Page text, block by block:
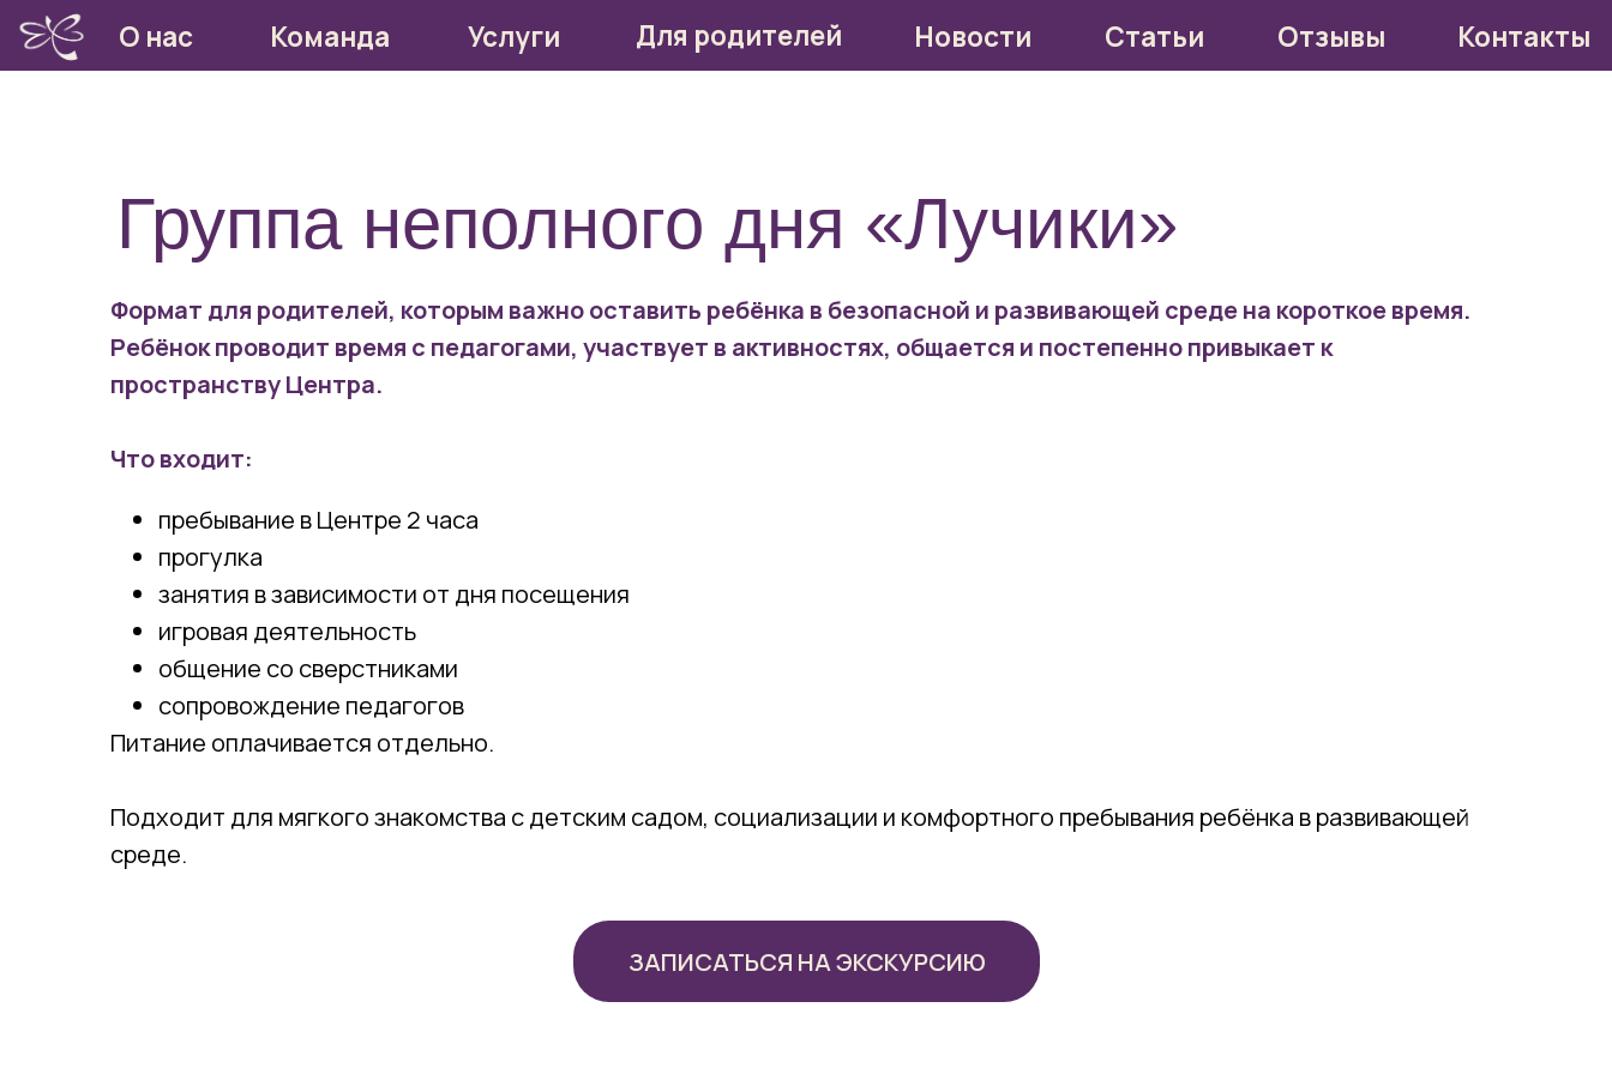
О нас Команда Услуги Контакты
Отзывы
Для родителей Новости Статьи
Формат для родителей, которым важно оставить ребёнка в безопасной и развивающей среде на короткое время.
Ребёнок проводит время с педагогами, участвует в активностях, общается и постепенно привыкает к
пространству Центра.
Что входит:
пребывание в Центре 2 часа
прогулка
занятия в зависимости от дня посещения
игровая деятельность
общение со сверстниками
сопровождение педагогов
Питание оплачивается отдельно.
Подходит для мягкого знакомства с детским садом, социализации и комфортного пребывания ребёнка в развивающей
среде.
Группа неполного дня «Лучики»
ЗАПИСАТЬСЯ НА ЭКСКУРСИЮ